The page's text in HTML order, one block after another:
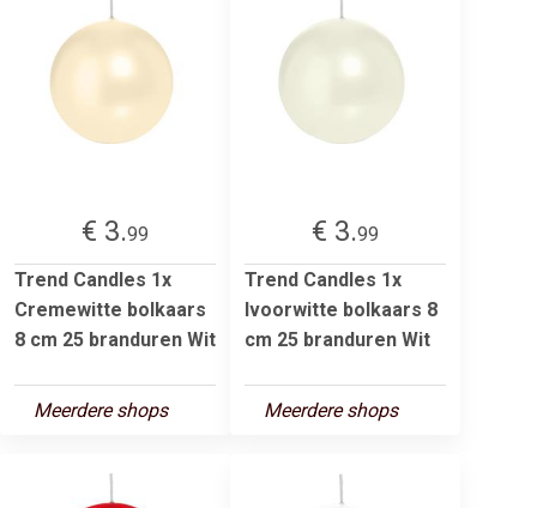
€ 3.99
Trend Candles 1x
Cremewitte bolkaars
8 cm 25 branduren Wit
Meerdere shops
€ 3.99
Trend Candles 1x
Ivoorwitte bolkaars 8
cm 25 branduren Wit
Meerdere shops